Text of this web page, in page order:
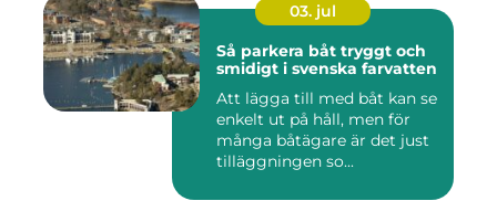
03. jul
Så parkera båt tryggt och
smidigt i svenska farvatten
Att lägga till med båt kan se
enkelt ut på håll, men för
många båtägare är det just
tilläggningen so...